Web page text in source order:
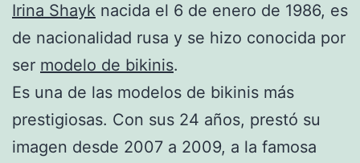
Irina Shayk nacida el 6 de enero de 1986, es
de nacionalidad rusa y se hizo conocida por
ser modelo de bikinis.
Es una de las modelos de bikinis más
prestigiosas. Con sus 24 años, prestó su
imagen desde 2007 a 2009, a la famosa